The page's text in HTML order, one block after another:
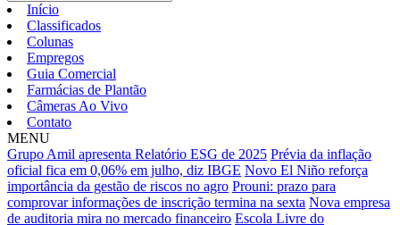
Início
Classificados
Colunas
Empregos
Guia Comercial
Farmácias de Plantão
Câmeras Ao Vivo
Contato
MENU
Grupo Amil apresenta Relatório ESG de 2025 Prévia da inflação
oficial fica em 0,06% em julho, diz IBGE Novo El Niño reforça
importância da gestão de riscos no agro Prouni: prazo para
comprovar informações de inscrição termina na sexta Nova empresa
de auditoria mira no mercado financeiro Escola Livre do